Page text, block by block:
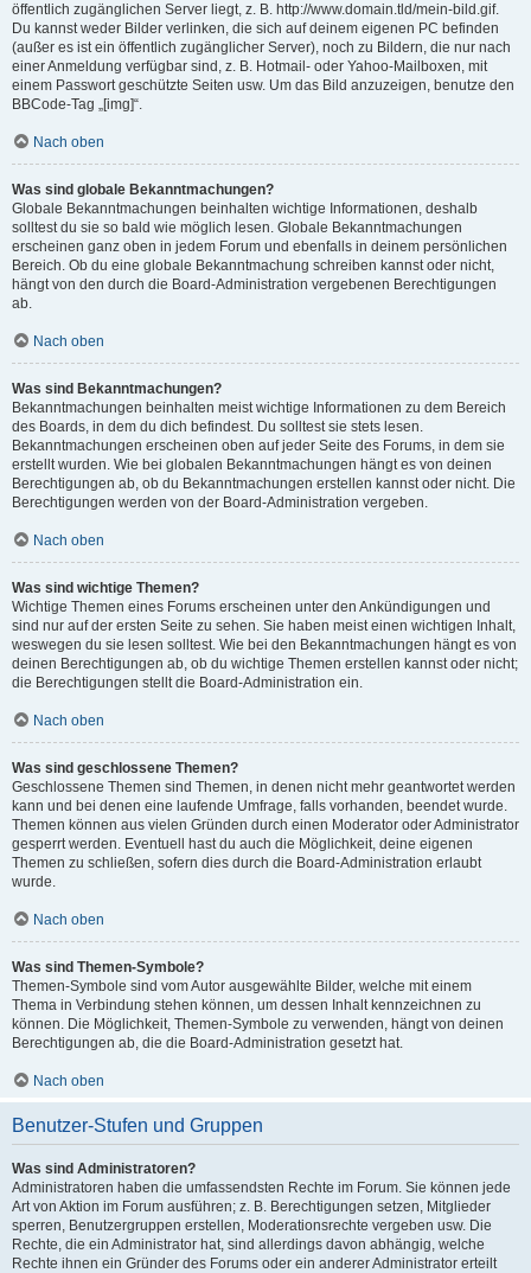
öffentlich zugänglichen Server liegt, z. B. http://www.domain.tld/mein-bild.gif.
Du kannst weder Bilder verlinken, die sich auf deinem eigenen PC befinden
(außer es ist ein öffentlich zugänglicher Server), noch zu Bildern, die nur nach
einer Anmeldung verfügbar sind, z. B. Hotmail- oder Yahoo-Mailboxen, mit
einem Passwort geschützte Seiten usw. Um das Bild anzuzeigen, benutze den
BBCode-Tag „[img]“.
Nach oben
Was sind globale Bekanntmachungen?
Globale Bekanntmachungen beinhalten wichtige Informationen, deshalb
solltest du sie so bald wie möglich lesen. Globale Bekanntmachungen
erscheinen ganz oben in jedem Forum und ebenfalls in deinem persönlichen
Bereich. Ob du eine globale Bekanntmachung schreiben kannst oder nicht,
hängt von den durch die Board-Administration vergebenen Berechtigungen
ab.
Nach oben
Was sind Bekanntmachungen?
Bekanntmachungen beinhalten meist wichtige Informationen zu dem Bereich
des Boards, in dem du dich befindest. Du solltest sie stets lesen.
Bekanntmachungen erscheinen oben auf jeder Seite des Forums, in dem sie
erstellt wurden. Wie bei globalen Bekanntmachungen hängt es von deinen
Berechtigungen ab, ob du Bekanntmachungen erstellen kannst oder nicht. Die
Berechtigungen werden von der Board-Administration vergeben.
Nach oben
Was sind wichtige Themen?
Wichtige Themen eines Forums erscheinen unter den Ankündigungen und
sind nur auf der ersten Seite zu sehen. Sie haben meist einen wichtigen Inhalt,
weswegen du sie lesen solltest. Wie bei den Bekanntmachungen hängt es von
deinen Berechtigungen ab, ob du wichtige Themen erstellen kannst oder nicht;
die Berechtigungen stellt die Board-Administration ein.
Nach oben
Was sind geschlossene Themen?
Geschlossene Themen sind Themen, in denen nicht mehr geantwortet werden
kann und bei denen eine laufende Umfrage, falls vorhanden, beendet wurde.
Themen können aus vielen Gründen durch einen Moderator oder Administrator
gesperrt werden. Eventuell hast du auch die Möglichkeit, deine eigenen
Themen zu schließen, sofern dies durch die Board-Administration erlaubt
wurde.
Nach oben
Was sind Themen-Symbole?
Themen-Symbole sind vom Autor ausgewählte Bilder, welche mit einem
Thema in Verbindung stehen können, um dessen Inhalt kennzeichnen zu
können. Die Möglichkeit, Themen-Symbole zu verwenden, hängt von deinen
Berechtigungen ab, die die Board-Administration gesetzt hat.
Nach oben
Benutzer-Stufen und Gruppen
Was sind Administratoren?
Administratoren haben die umfassendsten Rechte im Forum. Sie können jede
Art von Aktion im Forum ausführen; z. B. Berechtigungen setzen, Mitglieder
sperren, Benutzergruppen erstellen, Moderationsrechte vergeben usw. Die
Rechte, die ein Administrator hat, sind allerdings davon abhängig, welche
Rechte ihnen ein Gründer des Forums oder ein anderer Administrator erteilt